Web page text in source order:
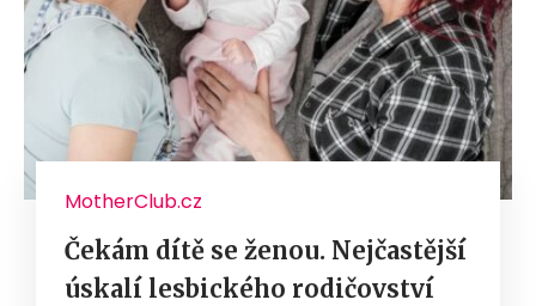
MotherClub.cz
Čekám dítě se ženou. Nejčastější
úskalí lesbického rodičovství